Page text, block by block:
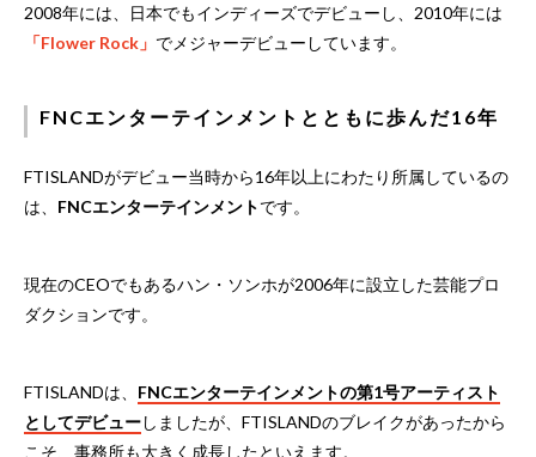
2008年には、日本でもインディーズでデビューし、2010年には
「Flower Rock」 でメジャーデビューしています。
FNCエンターテインメントとともに歩んだ16年
FTISLANDがデビュー当時から16年以上にわたり所属しているの
は、 FNCエンターテインメントです。
現在のCEOでもあるハン・ソンホが2006年に設立した芸能プロ
ダクションです。
FTISLANDは、 FNCエンターテインメントの第1号アーティスト
としてデビューしましたが、FTISLANDのブレイクがあったから
こそ、事務所も大きく成長したといえます。